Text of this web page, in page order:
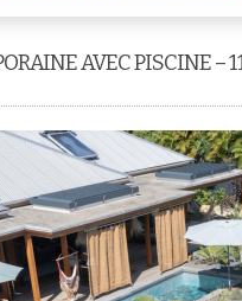
AVEC PISCINE –